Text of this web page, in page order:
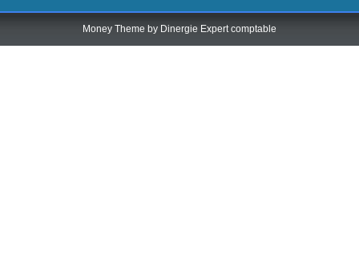
Money Theme by Dinergie Expert comptable